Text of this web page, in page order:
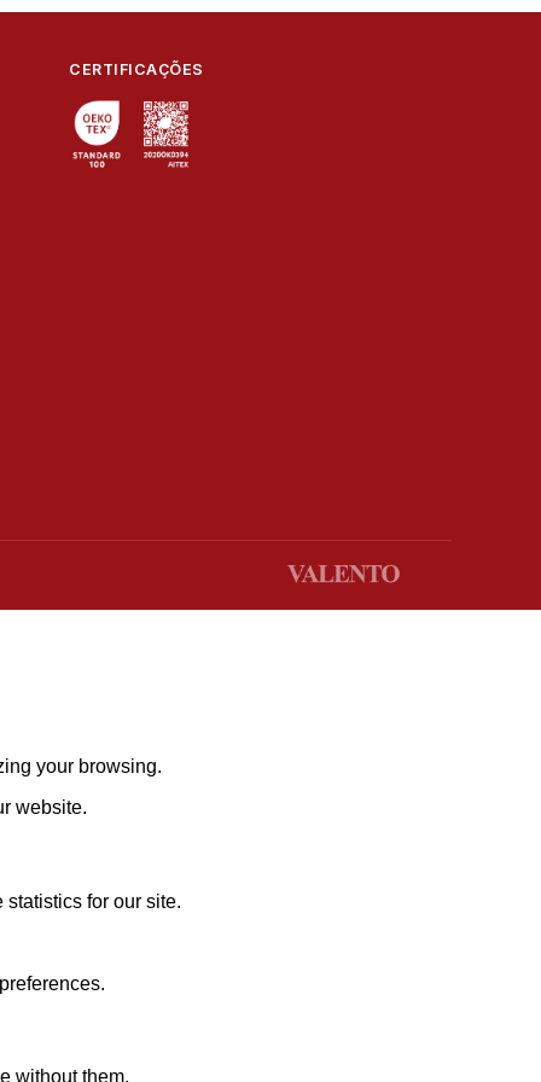
CERTIFICAÇÕES
your browsing.
website.
for our site.
without them.